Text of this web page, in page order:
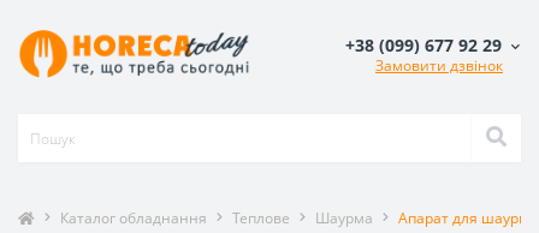
+38 (099) 677 92 29
Замовити дзвінок
Каталог обладнання Теплове Шаурма Апарат для